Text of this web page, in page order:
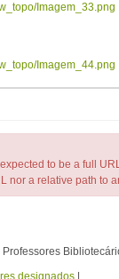
Imagem_33.png
Imagem_44.png
to be a full
nor a relative path to